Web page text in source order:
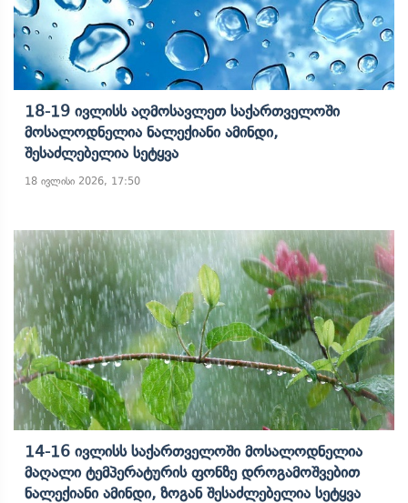
18-19 Ივლისს Აღმოსავლეთ Საქართველოში
Მოსალოდნელია Ნალექიანი Ამინდი,
Შესაძლებელია Სეტყვა
18 ივლისი 2026, 17:50
14-16 Ივლისს Საქართველოში Მოსალოდნელია
Მაღალი Ტემპერატურის Ფონზე Დროგამოშვებით
Ნალექიანი Ამინდი, Ზოგან Შესაძლებელია Სეტყვა